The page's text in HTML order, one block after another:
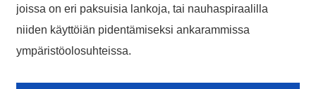
joissa on eri paksuisia lankoja, tai nauhaspiraalilla
niiden käyttöiän pidentämiseksi ankarammissa
ympäristöolosuhteissa.